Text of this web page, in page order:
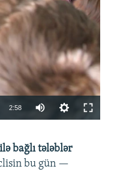
2:58
360p
480p
bağlı tələblər
bu gün —